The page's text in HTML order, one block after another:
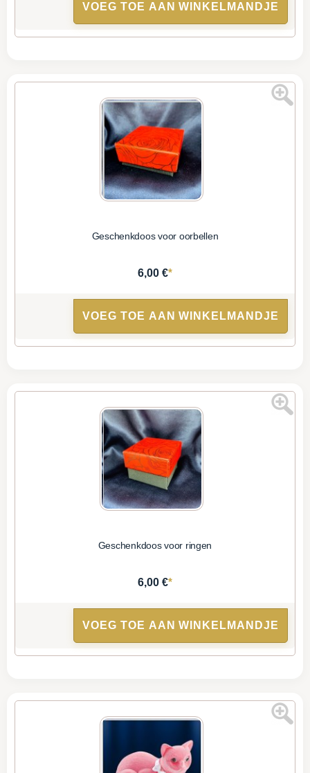
VOEG TOE AAN WINKELMANDJE
Geschenkdoos voor oorbellen
6,00 €*
VOEG TOE AAN WINKELMANDJE
Geschenkdoos voor ringen
6,00 €*
VOEG TOE AAN WINKELMANDJE